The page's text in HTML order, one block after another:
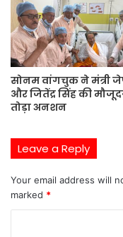
सोनम वांगचुक ने मंत्री
और जितेंद्र सिंह की
तोड़ा अनशन
Leave a Reply
Your email address will
marked *